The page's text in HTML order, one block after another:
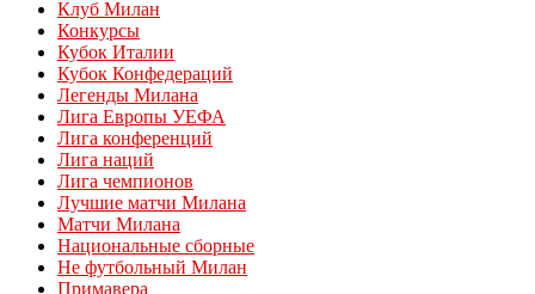
Клуб Милан
Конкурсы
Кубок Италии
Кубок Конфедераций
Легенды Милана
Лига Европы УЕФА
Лига конференций
Лига наций
Лига чемпионов
Лучшие матчи Милана
Матчи Милана
Национальные сборные
Не футбольный Милан
Примавера